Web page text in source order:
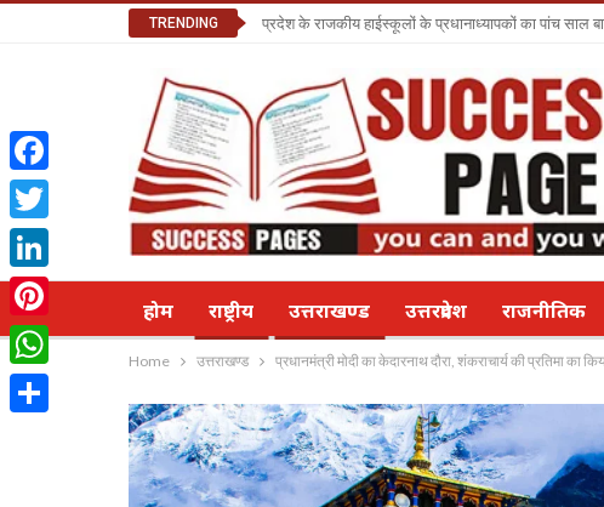
TRENDING प्रदेश के राजकीय हाईस्कूलों के प्रधानाध्यापकों का पांच साल
होम राष्ट्रीय उत्तराखण्ड उत्तरप्रदेश राजनीतिक
Home उत्तराखण्ड प्रधानमंत्री मोदी का केदारनाथ दौरा, शंकराचार्य की प्रतिमा का
Facebook
Twitter
LinkedIn
Pinterest
WhatsApp